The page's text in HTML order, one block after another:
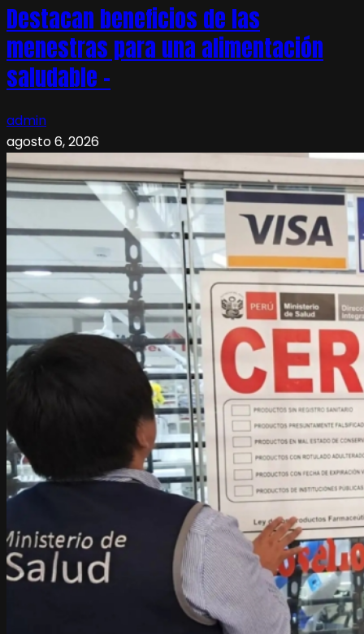
Destacan beneficios de las
menestras para una alimentación
saludable –
admin
agosto 6, 2026